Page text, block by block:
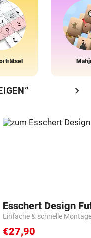
chevron_right
Einfache & schnelle
€27,90